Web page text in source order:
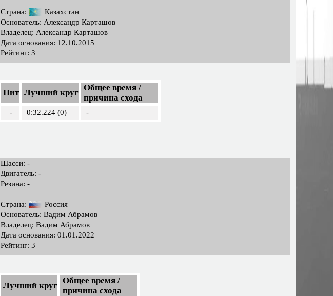
Страна:
Казахстан
Основатель: Александр Карташов
Владелец: Александр Карташов
Дата основания: 12.10.2015
Рейтинг: 3
Пит Лучший круг
Общее время /
причина схода
- 0:32.224 (0) -
Шасси: -
Двигатель: -
Резина: -
Страна:
Россия
Основатель: Вадим Абрамов
Владелец: Вадим Абрамов
Дата основания: 01.01.2022
Рейтинг: 3
Лучший круг
Общее время /
причина схода